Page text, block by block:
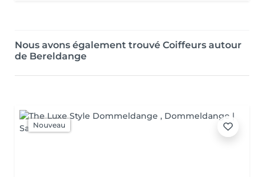
Nous avons également trouvé Coiffeurs autour
de Bereldange
Nouveau